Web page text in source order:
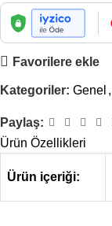
Favorilere ekle
Kategoriler: Genel ,
Paylaş:
Ürün Özellikleri
Ürün içeriği: